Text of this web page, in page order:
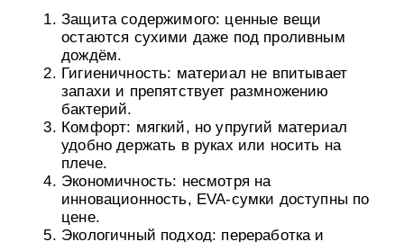
Защита содержимого: ценные вещи
остаются сухими даже под проливным
дождём.
Гигиеничность: материал не впитывает
запахи и препятствует размножению
бактерий.
Комфорт: мягкий, но упругий материал
удобно держать в руках или носить на
плече.
Экономичность: несмотря на
инновационность, EVA-сумки доступны по
цене.
Экологичный подход: переработка и